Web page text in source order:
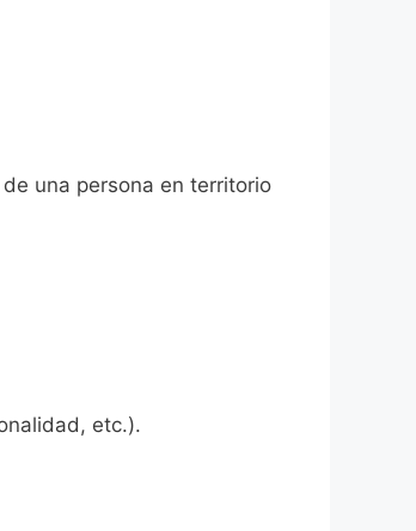
una persona en territorio
etc.).